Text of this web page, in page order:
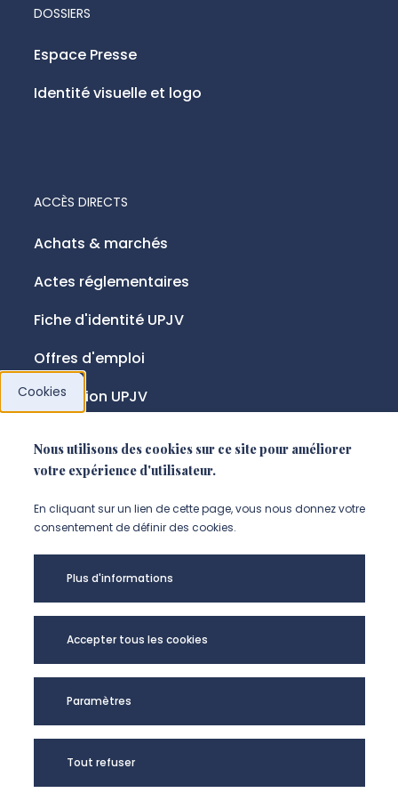
ACCÈS DIRECTS
Achats & marchés
Actes réglementaires
Fiche d'identité UPJV
Offres d'emploi
Fondation UPJV
DOSSIERS
Espace Presse
Identité visuelle et logo
NOUS SUIVRE
Suivez-nous sur instagram
Suivez-nous sur linkedin
Suivez-nous sur
Université de Picardie Jules Verne -
@Copyright 2024
Mentions légales
Accessibilité
Cookies
Nous utilisons des cookies sur ce site pour améliorer
votre expérience d'utilisateur.
En cliquant sur un lien de cette page, vous nous donnez votre
consentement de définir des cookies.
Plus d'informations
Accepter tous les cookies
Paramètres
Tout refuser